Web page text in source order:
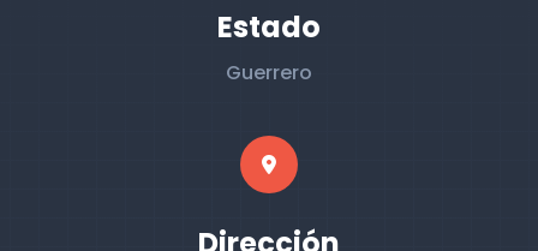
Estado
Guerrero